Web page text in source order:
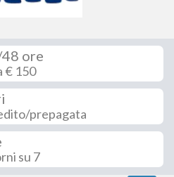
ore
€ 150
prepagata
su 7